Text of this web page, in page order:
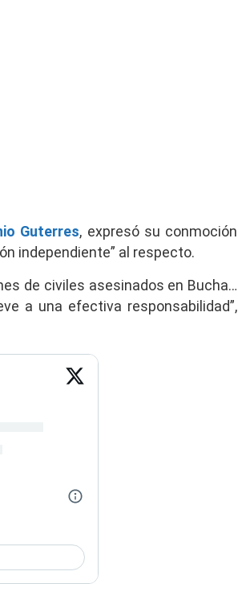
Guterres, expresó su conmoción
independiente” al respecto.
de civiles asesinados en Bucha…
a una efectiva responsabilidad”,